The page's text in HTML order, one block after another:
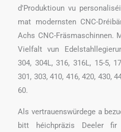
d'Produktioun vu
mat modernsten CNC-
Achs CNC-Fräsmaschinnen.
Vielfalt vun
304, 304L, 316, 316L, 15-5,
301, 303, 410, 416, 420, 430,
60.
Als vertrauenswürdege a
bitt héichpräzis Deeler